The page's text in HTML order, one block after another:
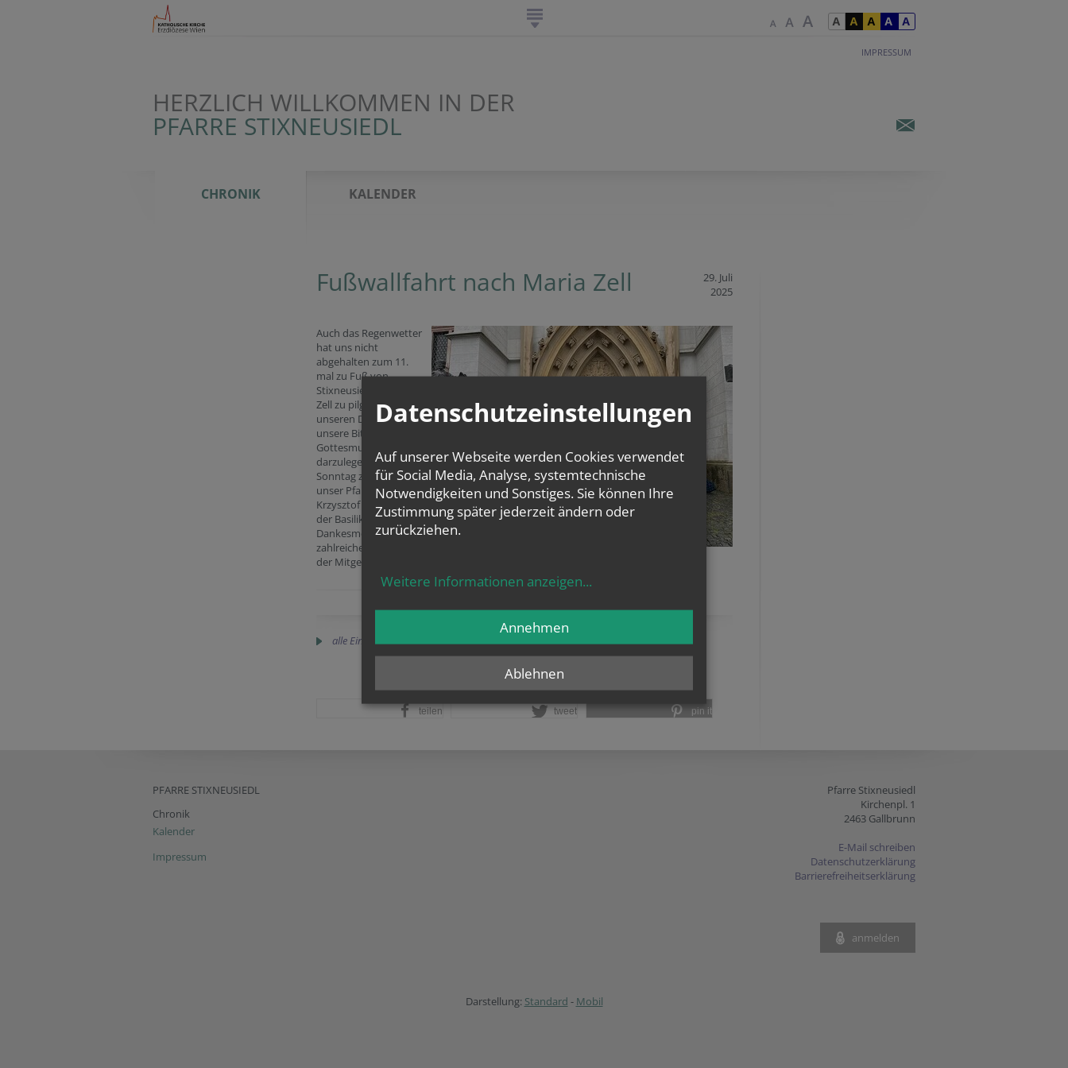
IMPRESSUM
HERZLICH WILLKOMMEN IN DER
PFARRE STIXNEUSIEDL
CHRONIK KALENDER
Fußwallfahrt nach Maria Zell
29. Juli
2025
Auch das Regenwetter
hat uns nicht
abgehalten zum 11.
mal zu Fuß von
Stixneusiedl nach Ma.
Zell zu pilgern und
unseren Dank und
unsere Bitten unserer
Gottesmutter
darzulegen. Am
Sonntag zelebrierte
unser Pfarrer
Krzysztof Konwerski in
der Basilika eine
Dankesmesse unter
zahlreicher Beteiligung
der Mitgereisten.
alle Einträge anzeigen
teilen tweet pin it
PFARRE STIXNEUSIEDL
Chronik
Kalender
Impressum
Pfarre Stixneusiedl
Kirchenpl. 1
2463 Gallbrunn
E-Mail schreiben
Datenschutzerklärung
Barrierefreiheitserklärung
anmelden
Darstellung: Standard - Mobil
Datenschutzeinstellungen
Auf unserer Webseite werden Cookies verwendet
für Social Media, Analyse, systemtechnische
Notwendigkeiten und Sonstiges. Sie können Ihre
Zustimmung später jederzeit ändern oder
zurückziehen.
Weitere Informationen anzeigen...
Ablehnen
Annehmen